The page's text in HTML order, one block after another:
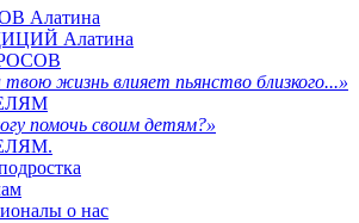
Алатина
Алатина
твою жизнь влияет пьянство близкого...»
помочь своим детям?»
о нас